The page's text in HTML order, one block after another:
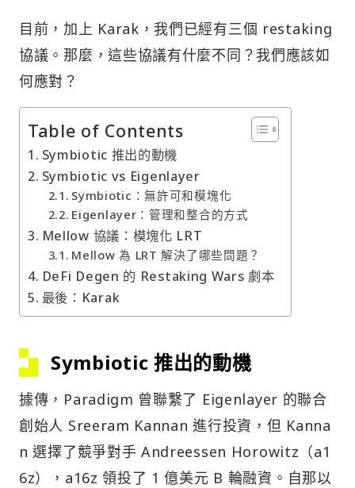
目前，加上 Karak，我們已經有三個 restaking
協議。那麼，這些協議有什麼不同？我們應該如
何應對？
Table of Contents
Symbiotic 推出的動機
Symbiotic vs Eigenlayer
Symbiotic：無許可和模塊化
Eigenlayer：管理和整合的方式
Mellow 協議：模塊化 LRT
Mellow 為 LRT 解決了哪些問題？
DeFi Degen 的 Restaking Wars 劇本
最後：Karak
Symbiotic 推出的動機
據傳，Paradigm 曾聯繫了 Eigenlayer 的聯合
創始人 Sreeram Kannan 進行投資，但 Kanna
n 選擇了競爭對手 Andreessen Horowitz（a1
6z），a16z 領投了 1 億美元 B 輪融資。自那以